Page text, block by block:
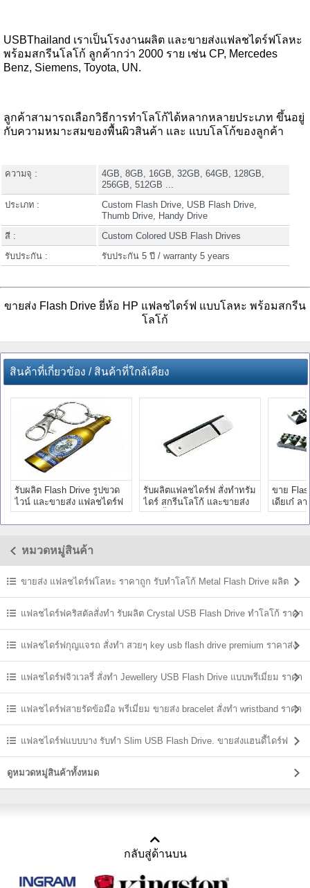
USBThailand เราเป็นโรงงานผลิต และขายส่งแฟลชไดร์ฟโลหะ
พร้อมสกรีนโลโก้ ลูกค้ากว่า 2000 ราย เช่น CP, Mercedes
Benz, Siemens, Toyota, UN.
ลูกค้าสามารถเลือกวิธีการทำโลโก้ได้หลากหลายประเภท ขึ้นอยู่
กับความหมาะสมของพื้นผิวสินค้า และ แบบโลโก้ของลูกค้า
ความจุ :
4GB, 8GB, 16GB, 32GB, 64GB, 128GB,
256GB, 512GB ...
ประเภท :
Custom Flash Drive, USB Flash Drive,
Thumb Drive, Handy Drive
สี :
Custom Colored USB Flash Drives
รับประกัน :
รับประกัน 5 ปี / warranty 5 years
ขายส่ง Flash Drive ยี่ห้อ HP แฟลชไดร์ฟ แบบโลหะ พร้อมสกรีน
โลโก้
สินค้าที่เกี่ยวข้อง / สินค้าที่ใกล้เคียง
รับผลิต Flash Drive รูปขวด
ไวน์ และขายส่ง แฟลชไดร์ฟ
ขวดไวน์ พร้อมสกรีน
รับผลิตแฟลชไดร์ฟ สั่งทำทรัม
ไดร์ สกรีนโลโก้ และขายส่ง
แฮนดี้ไดร์ฟ ราคาถูก
ขาย
เดียเก๋ ล
หลายแบ
หมวดหมู่สินค้า
ขายส่ง แฟลชไดร์ฟโลหะ ราคาถูก รับทำโลโก้ Metal Flash Drive ผลิต
ราคาส่งแฟลชไดร์ฟคริสตัลสั่งทำ รับผลิต Crystal USB Flash Drive ทำโลโก้ ราคา
ส่ง แฟลชไดร์ฟกุญแจรถ สั่งทำ สวยๆ key usb flash drive premium ราคาส่ง
แฟลชไดร์ฟจิวเวลรี่ สั่งทำ Jewellery USB Flash Drive แบบพรีเมี่ยม ราคา
ส่ง แฟลชไดร์ฟสายรัดข้อมือ พรีเมี่ยม ขายส่ง bracelet สั่งทำ wristband ราคา
ถูก แฟลชไดร์ฟแบบบาง รับทำ Slim USB Flash Drive. ขายส่งแฮนดี้ไดร์ฟ
ราคาถูก
ดูหมวดหมู่สินค้าทั้งหมด
กลับสู่ด้านบน